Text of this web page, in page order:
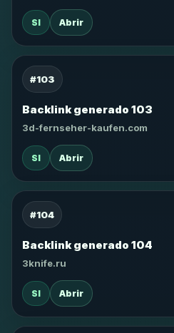
SI Abrir
#103
Backlink generado 103
3d-fernseher-kaufen.com
SI Abrir
#104
Backlink generado 104
3knife.ru
SI Abrir